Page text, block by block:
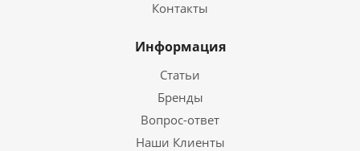
Контакты
Информация
Статьи
Бренды
Вопрос-ответ
Наши Клиенты